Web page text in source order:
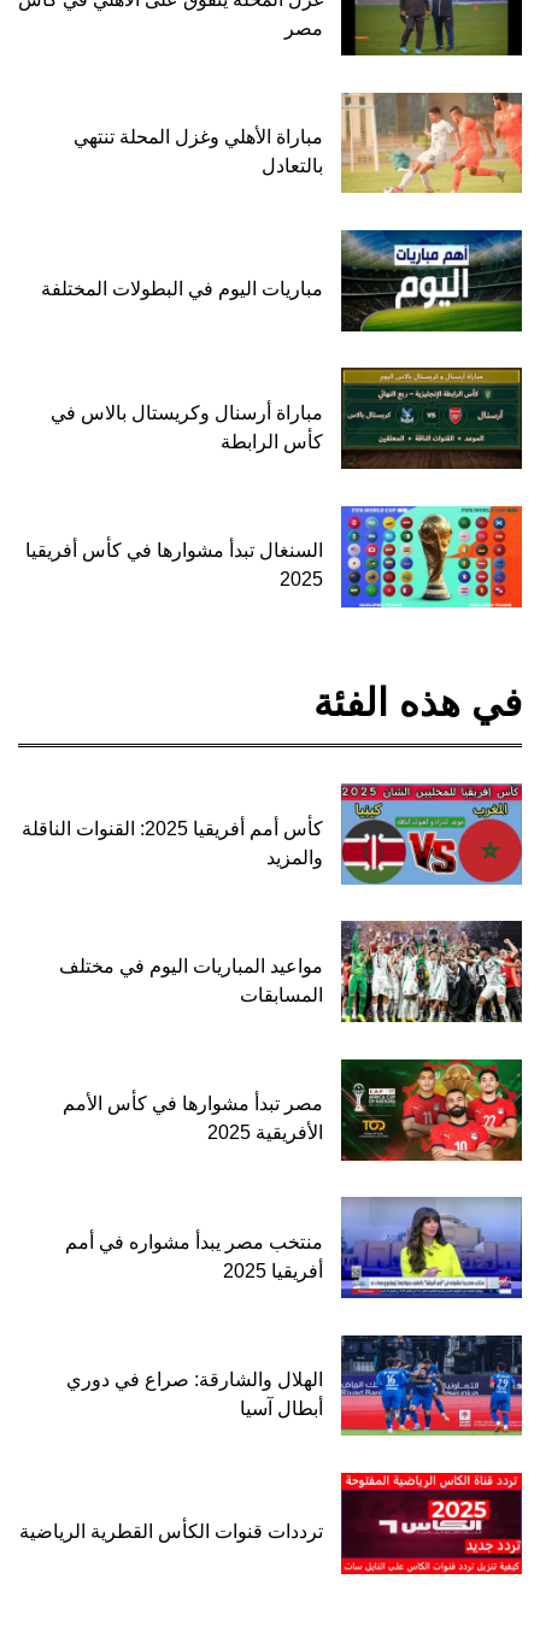
مصر
مباراة الأهلي وغزل المحلة تنتهي
بالتعادل
مباريات اليوم في البطولات المختلفة
مباراة أرسنال وكريستال بالاس في
كأس الرابطة
السنغال تبدأ مشوارها في كأس أفريقيا
2025
في هذه الفئة
كأس أمم أفريقيا 2025: القنوات الناقلة
والمزيد
مواعيد المباريات اليوم في مختلف
المسابقات
مصر تبدأ مشوارها في كأس الأمم
الأفريقية 2025
منتخب مصر يبدأ مشواره في أمم
أفريقيا 2025
الهلال والشارقة: صراع في دوري
أبطال آسيا
ترددات قنوات الكأس القطرية الرياضية